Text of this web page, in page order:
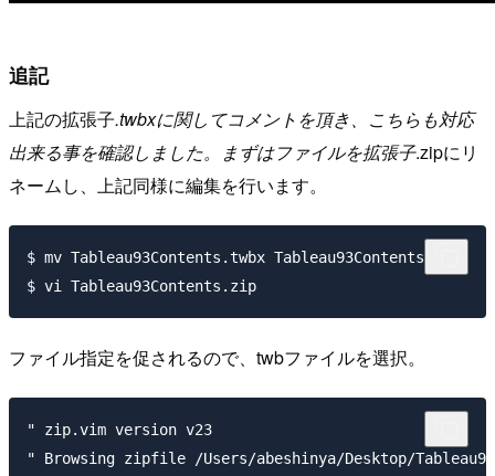
追記
上記の拡張子.twbxに関してコメントを頂き、こちらも対応
出来る事を確認しました。まずはファイルを拡張子.zipにリ
ネームし、上記同様に編集を行います。
$ mv Tableau93Contents.twbx Tableau93Contents.zip
ファイル指定を促されるので、twbファイルを選択。
" zip.vim version v23
" Browsing zipfile /Users/abeshinya/Desktop/